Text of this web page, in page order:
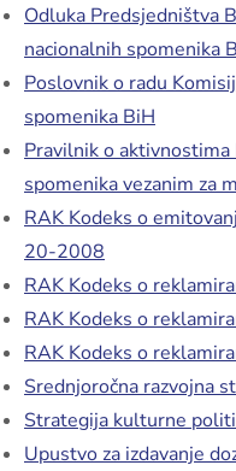
Odluka Predsjedništva
nacionalnih spomenika
Poslovnik o radu
spomenika BiH
Pravilnik o aktivnostima
spomenika vezanim za
RAK Kodeks o
20-2008
RAK Kodeks o
RAK Kodeks o
RAK Kodeks o
Srednjoročna razvojna
Strategija kulturne
Upustvo za izdavanje